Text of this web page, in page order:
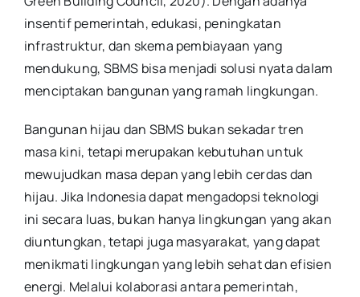
insentif pemerintah, edukasi, peningkatan
infrastruktur, dan skema pembiayaan yang
mendukung, SBMS bisa menjadi solusi nyata dalam
menciptakan bangunan yang ramah lingkungan.
Bangunan hijau dan SBMS bukan sekadar tren
masa kini, tetapi merupakan kebutuhan untuk
mewujudkan masa depan yang lebih cerdas dan
hijau. Jika Indonesia dapat mengadopsi teknologi
ini secara luas, bukan hanya lingkungan yang akan
diuntungkan, tetapi juga masyarakat, yang dapat
menikmati lingkungan yang lebih sehat dan efisien
energi. Melalui kolaborasi antara pemerintah,